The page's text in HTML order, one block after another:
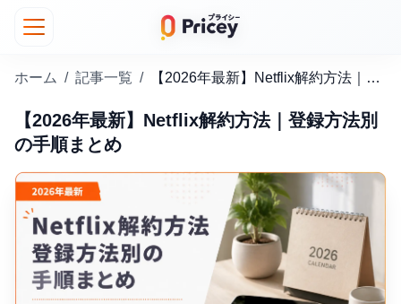
ホーム / 記事一覧 / 【2026年最新】Netflix解約方法｜登録方法別の手順まとめ
【2026年最新】Netflix解約方法｜登録方法別
の手順まとめ